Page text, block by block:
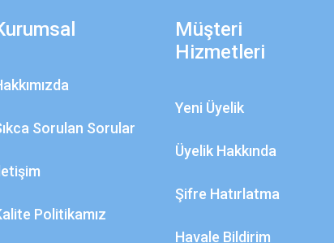
Sorulan Sorular
Politikamız
Müşteri
Hizmetleri
Yeni Üyelik
Üyelik Hakkında
Şifre Hatırlatma
Havale Bildirim